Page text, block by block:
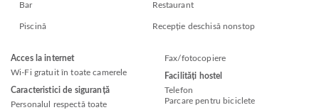
Bar Restaurant
Piscină Recepție deschisă nonstop
Acces la internet
Wi-Fi gratuit în toate camerele
Caracteristici de siguranță
Personalul respectă toate
Fax/fotocopiere
Facilități hostel
Telefon
Parcare pentru biciclete